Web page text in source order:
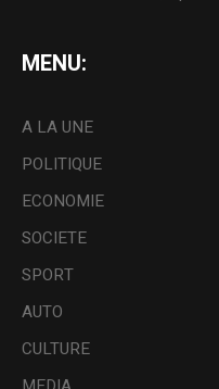
MENU:
A LA UNE
POLITIQUE
ECONOMIE
SOCIETE
SPORT
AUTO
CULTURE